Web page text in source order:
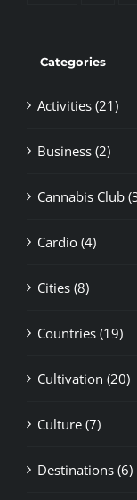
Categories
Activities (21)
Business (2)
Cannabis Club
Cardio (4)
Cities (8)
Countries (19)
Cultivation (20)
Culture (7)
Destinations (6)